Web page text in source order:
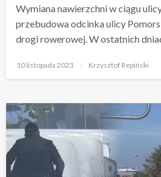
Wymiana nawierzchni w ciągu
przebudowa odcinka ulicy
drogi rowerowej. W ostatnich
Opublikowane
10 listopada 2023 Krzysztof Repiński